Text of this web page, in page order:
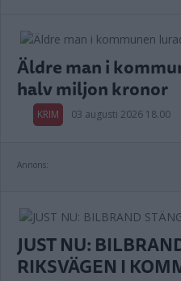
Äldre man i
halv miljon kronor
KRIM 03 augusti 2026 18.00
Annons:
JUST NU:
RIKSVÄGEN I